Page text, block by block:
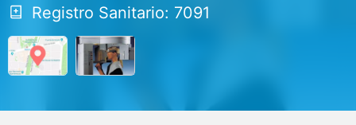
Registro Sanitario: 7091